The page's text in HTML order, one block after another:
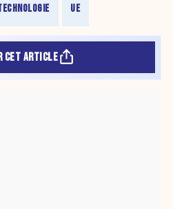
UE
CET ARTICLE